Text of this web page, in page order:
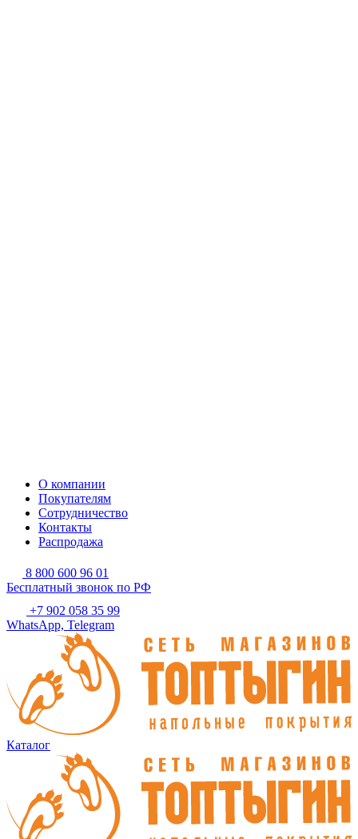
О компании
Покупателям
Сотрудничество
Контакты
Распродажа
8 800 600 96 01
Бесплатный звонок по РФ
+7 902 058 35 99
WhatsApp, Telegram
Каталог